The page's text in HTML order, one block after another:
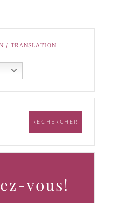
/ TRANSLATION
vous!